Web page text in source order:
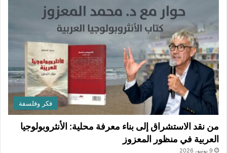
فكر وفلسفة
من نقد الاستشراق إلى بناء معرفة محلية: الأنثروبولوجيا
العربية في منظور المعزوز
9 يونيو، 2026